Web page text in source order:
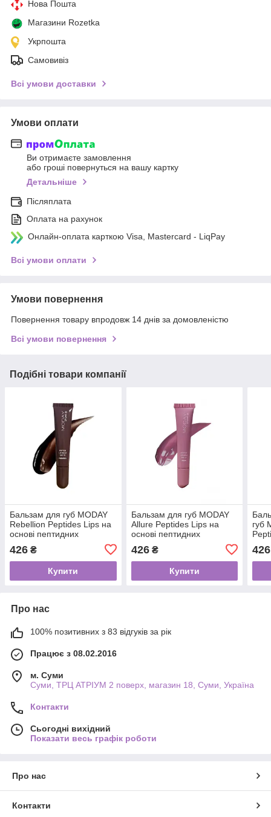
Нова Пошта
Магазини Rozetka
Укрпошта
Самовивіз
Всі умови доставки
Умови оплати
Ви отримаєте замовлення
або гроші повернуться на вашу картку
Детальніше
Післяплата
Оплата на рахунок
Онлайн-оплата карткою Visa, Mastercard - LiqPay
Всі умови оплати
Умови повернення
Повернення товару впродовж 14 днів за домовленістю
Всі умови повернення
Подібні товари компанії
Бальзам для губ MODAY
Rebellion Peptides Lips на
основі пептидних
VOLUFORM 10 мл
426 ₴
Купити
Бальзам для губ MODAY
Allure Peptides Lips на
основі пептидних
VOLUFORM 10 мл
426₴
Купити
губ
426
Про нас
100% позитивних з 83 відгуків за рік
Працює з 08.02.2016
м. Суми
Суми, ТРЦ АТРІУМ 2 поверх, магазин 18, Суми, Україна
Контакти
Сьогодні вихідний
Показати весь графік роботи
Про нас
Контакти